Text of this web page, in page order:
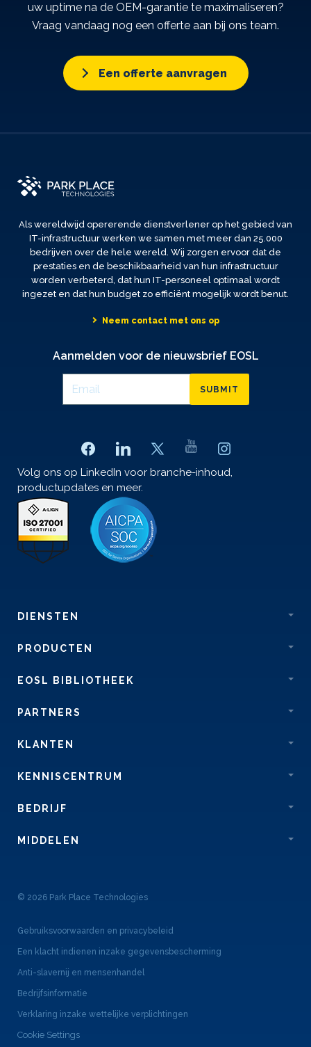
uw uptime na de OEM-garantie te maximaliseren?
Vraag vandaag nog een offerte aan bij ons team.
Een offerte aanvragen
Als wereldwijd opererende dienstverlener op het gebied van
IT-infrastructuur werken we samen met meer dan 25.000
bedrijven over de hele wereld. Wij zorgen ervoor dat de
prestaties en de beschikbaarheid van hun infrastructuur
worden verbeterd, dat hun IT-personeel optimaal wordt
ingezet en dat hun budget zo efficiënt mogelijk wordt benut.
Neem contact met ons op
Aanmelden voor de nieuwsbrief EOSL
SUBMIT
Volg ons op LinkedIn voor branche-inhoud,
productupdates en meer.
DIENSTEN
PRODUCTEN
EOSL BIBLIOTHEEK
PARTNERS
KLANTEN
KENNISCENTRUM
BEDRIJF
MIDDELEN
© 2026 Park Place Technologies
Gebruiksvoorwaarden en privacybeleid
Een klacht indienen inzake gegevensbescherming
Anti-slavernij en mensenhandel
Bedrijfsinformatie
Verklaring inzake wettelijke verplichtingen
Cookie Settings